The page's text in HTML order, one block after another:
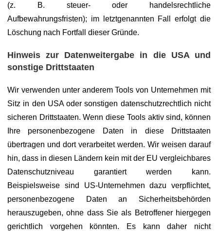
(z. B. steuer- oder handelsrechtliche
Aufbewahrungsfristen); im letztgenannten Fall erfolgt die
Löschung nach Fortfall dieser Gründe.
Hinweis zur Datenweitergabe in die USA und
sonstige Drittstaaten
Wir verwenden unter anderem Tools von Unternehmen mit
Sitz in den USA oder sonstigen datenschutzrechtlich nicht
sicheren Drittstaaten. Wenn diese Tools aktiv sind, können
Ihre personenbezogene Daten in diese Drittstaaten
übertragen und dort verarbeitet werden. Wir weisen darauf
hin, dass in diesen Ländern kein mit der EU vergleichbares
Datenschutzniveau garantiert werden kann.
Beispielsweise sind US-Unternehmen dazu verpflichtet,
personenbezogene Daten an Sicherheitsbehörden
herauszugeben, ohne dass Sie als Betroffener hiergegen
gerichtlich vorgehen könnten. Es kann daher nicht